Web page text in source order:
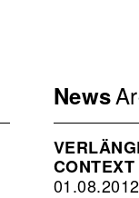
Menu
EN
2nd
News
01.08.2012